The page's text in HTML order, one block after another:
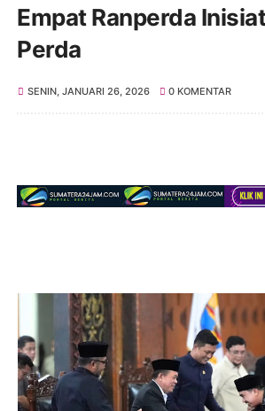
Empat Ranperda
Perda
SENIN, JANUARI 26, 2026 0 KOMENTAR